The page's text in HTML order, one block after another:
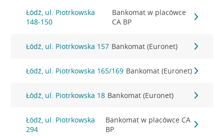
Łódź, ul. Piotrkowska
148-150
Bankomat w placówce
CA BP
Łódź, ul. Piotrkowska 157 Bankomat (Euronet)
Łódź, ul. Piotrkowska 165/169 Bankomat (Euronet)
Łódź, ul. Piotrkowska 18 Bankomat (Euronet)
Łódź, ul. Piotrkowska
294
Bankomat w placówce CA
BP